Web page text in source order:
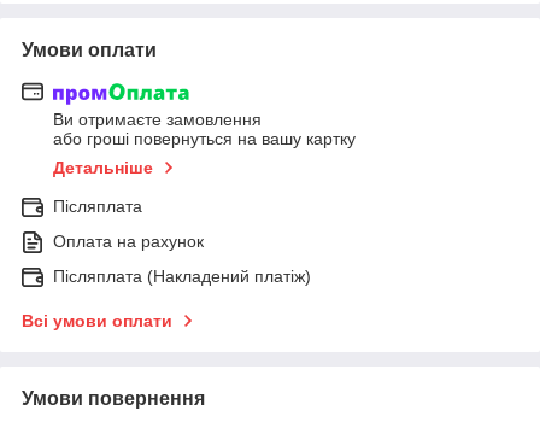
Умови оплати
Ви отримаєте замовлення
або гроші повернуться на вашу картку
Детальніше
Післяплата
Оплата на рахунок
Післяплата (Накладений платіж)
Всі умови оплати
Умови повернення